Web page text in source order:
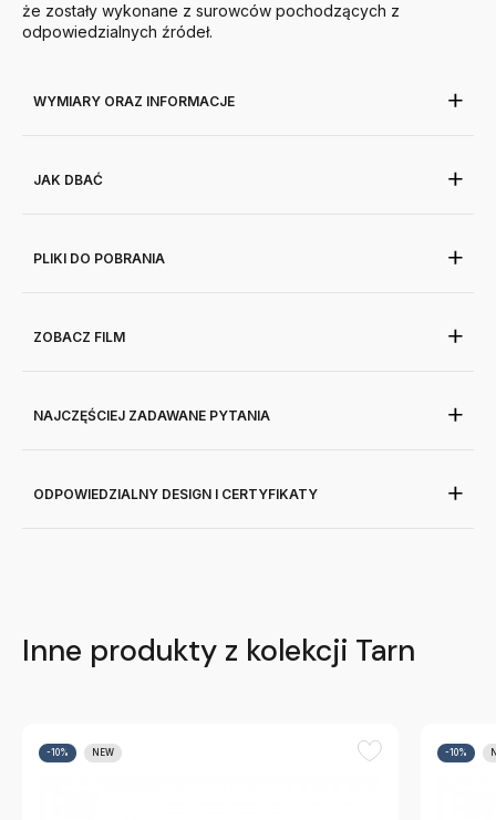
że zostały wykonane z surowców pochodzących z
odpowiedzialnych źródeł.
WYMIARY ORAZ INFORMACJE
JAK DBAĆ
PLIKI DO POBRANIA
ZOBACZ FILM
NAJCZĘŚCIEJ ZADAWANE PYTANIA
ODPOWIEDZIALNY DESIGN I CERTYFIKATY
Inne produkty z kolekcji Tarn
-10% NEW -10%